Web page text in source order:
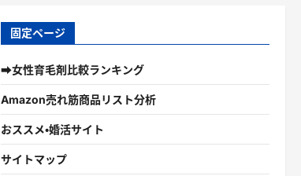
固定ページ
➡女性育毛剤比較ランキング
Amazon売れ筋商品リスト分析
おススメ・婚活サイト
サイトマップ